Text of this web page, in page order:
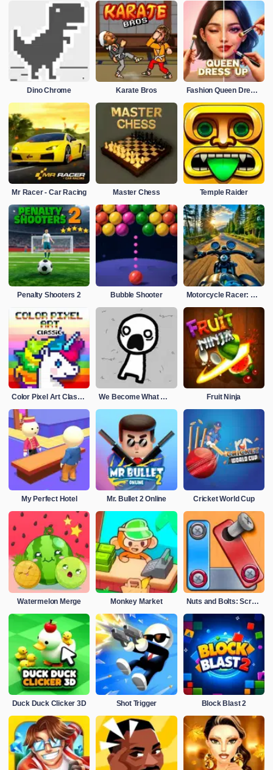
Dino Chrome Karate Bros Fashion Queen Dress Up
Mr Racer - Car Racing Master Chess Temple Raider
Penalty Shooters 2 Bubble Shooter Motorcycle Racer: Road Mayhem
Color Pixel Art Classic We Become What We Behold Fruit Ninja
My Perfect Hotel Mr. Bullet 2 Online Cricket World Cup
Watermelon Merge Monkey Market Nuts and Bolts: Screw Puzzle
Duck Duck Clicker 3D Shot Trigger Block Blast 2